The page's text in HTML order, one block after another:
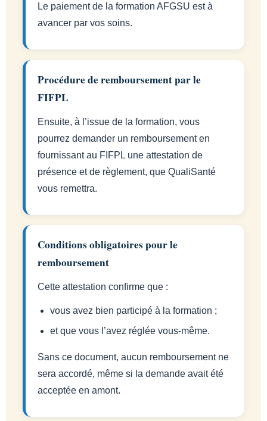
Le paiement de la formation AFGSU est à
avancer par vos soins.
Procédure de remboursement par le
FIFPL
Ensuite, à l’issue de la formation, vous
pourrez demander un remboursement en
fournissant au FIFPL une attestation de
présence et de règlement, que QualiSanté
vous remettra.
Conditions obligatoires pour le
remboursement
Cette attestation confirme que :
vous avez bien participé à la formation ;
et que vous l’avez réglée vous-même.
Sans ce document, aucun remboursement ne
sera accordé, même si la demande avait été
acceptée en amont.